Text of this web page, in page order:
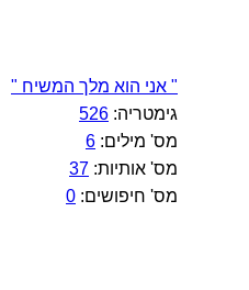
" אני הוא מלך המשיח "
גימטריה: 526
מס' מילים: 6
מס' אותיות: 37
מס' חיפושים: 0